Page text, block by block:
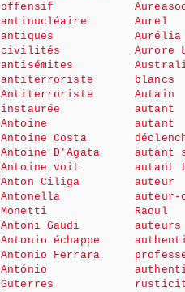
offensif
antinucléaire
antiques
civilités
antisémites
antiterroriste
Antiterroriste
instaurée
Antoine
Antoine Costa
Antoine D’Agata
Antoine voit
Anton Ciliga
Antonella
Monetti
Antoni Gaudi
Antonio échappe
Antonio Ferrara
António
Guterres
Aurel
Aurore
blancs
Autain
autant
autant
autant
autant
auteur
auteur-
Raoul
auteurs